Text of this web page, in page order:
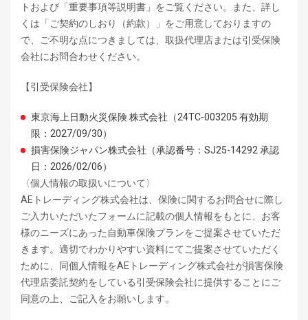
トおよび「重要事項等説明書」をご覧ください。また、詳し
くは「ご契約のしおり（約款）」をご用意しておりますの
で、ご不明な点につきましては、取扱代理店または引受保険
会社にお問合わせください。
【引受保険会社】
東京海上日動火災保険 株式会社（24TC-003205 有効期
限：2027/09/30）
損害保険ジャパン株式会社（承認番号：SJ25-14292 承認
日：2026/02/06）
〈個人情報の取扱いについて〉
AEトレーディング株式会社は、保険に関するお問合せに際し
ご入力いただいたフォームに記載の個人情報をもとに、お客
様のニーズにあった自動車保険プランをご提案させていただ
きます。適切でわかりやすい資料にてご提案させていただく
ために、同個人情報をAEトレーディング株式会社が損害保険
代理店委託契約をしている引受保険会社に提供することにご
同意の上、ご記入をお願いします。